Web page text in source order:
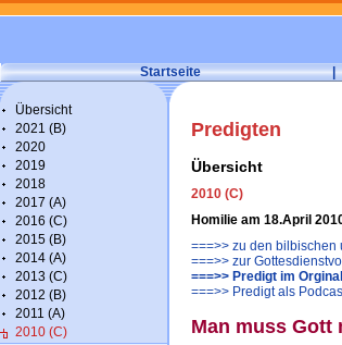
Startseite |
Übersicht
2021 (B)
2020
2019
2018
2017 (A)
2016 (C)
2015 (B)
2014 (A)
2013 (C)
2012 (B)
2011 (A)
2010 (C)
Predigten
Übersicht
2010 (C)
Homilie am 18.April
===>> zu den bilbischen
===>> zur
===>> Predigt im
===>> Predigt als
Man muss Gott